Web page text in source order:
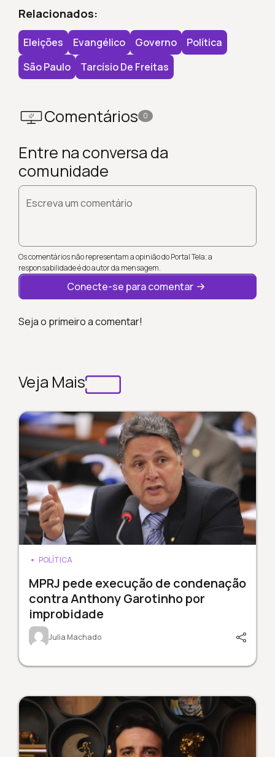
Relacionados:
Eleições Evangélico Governo
Política
São Paulo
Tarcísio De Freitas
Comentários 0
Entre na conversa da
comunidade
Escreva um comentário
Os comentários não representam a opinião do Portal Tela; a
responsabilidade é do autor da mensagem.
Conecte-se para comentar
Seja o primeiro a comentar!
Veja Mais
POLÍTICA
MPRJ pede execução de condenação
contra Anthony Garotinho por
improbidade
Julia Machado